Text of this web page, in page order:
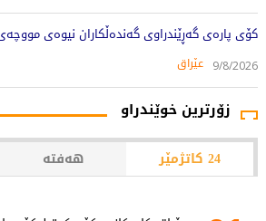
کۆی پارەی گەڕێندراوی گەندەڵکاران نیوەی
9/8/2026 عێراق
زۆرترین خوێندراو
24 کاتژمێر هەفتە